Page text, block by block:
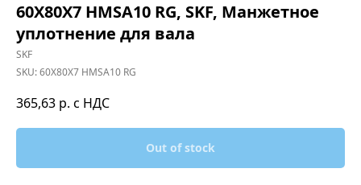
60X80X7 HMSA10 RG, SKF, Манжетное
уплотнение для вала
SKF
SKU:60X80X7 HMSA10 RG
365,63 р. с НДС
Out of stock